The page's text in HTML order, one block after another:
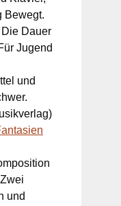
Bewegt.
Dauer
Jugend
und
und